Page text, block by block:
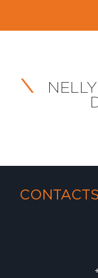
CONTACTS